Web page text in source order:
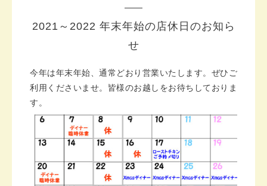
2021～2022 年末年始の店休日のお知ら
せ
今年は年末年始、通常どおり営業いたします。ぜひご
利用くださいませ。皆様のお越しをお待ちしておりま
す。